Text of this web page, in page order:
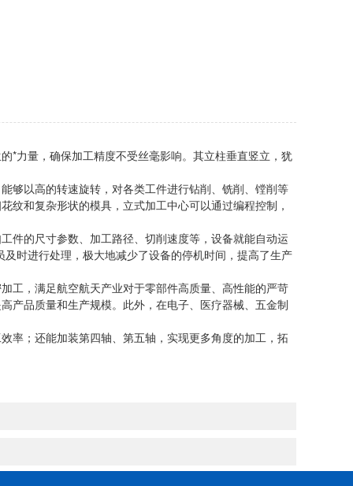
力量，确保加工精度不受丝毫影响。其立柱垂直竖立，犹
以高的转速旋转，对各类工件进行钻削、铣削、镗削等
纹和复杂形状的模具，立式加工中心可以通过编程控制，
的尺寸参数、加工路径、切削速度等，设备就能自动运
时进行处理，极大地减少了设备的停机时间，提高了生产
，满足航空航天产业对于零部件高质量、高性能的严苛
产品质量和生产规模。此外，在电子、医疗器械、五金制
；还能加装第四轴、第五轴，实现更多角度的加工，拓